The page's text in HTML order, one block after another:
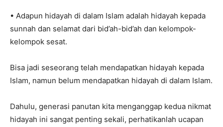
• Adapun hidayah di dalam Islam adalah hidayah kepada
sunnah dan selamat dari bid’ah-bid’ah dan kelompok-
kelompok sesat.
Bisa jadi seseorang telah mendapatkan hidayah kepada
Islam, namun belum mendapatkan hidayah di dalam Islam.
Dahulu, generasi panutan kita menganggap kedua nikmat
hidayah ini sangat penting sekali, perhatikanlah ucapan